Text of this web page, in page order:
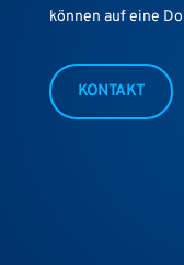
können auf eine
KONTAKT